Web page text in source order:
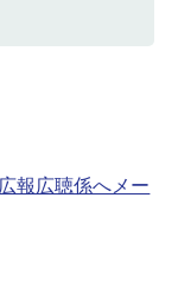
報広聴係へメー